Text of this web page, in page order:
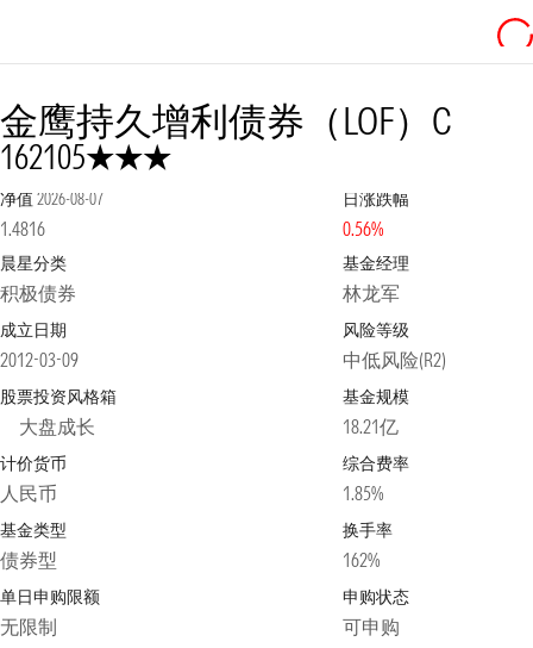
金鹰持久增利债券（LOF）C
162105
3星
净值 2026-08-07
1.4816
日涨跌幅
0.56%
晨星分类
积极债券
基金经理
林龙军
成立日期
2012-03-09
风险等级
中低风险(R2)
股票投资风格箱
大盘成长
基金规模
18.21亿
计价货币
人民币
综合费率
1.85%
基金类型
债券型
换手率
162%
单日申购限额
无限制
申购状态
可申购